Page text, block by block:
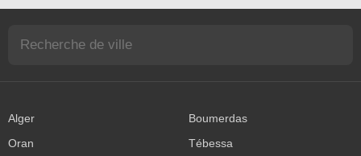
Alger
Boumerdas
Oran
Tébessa